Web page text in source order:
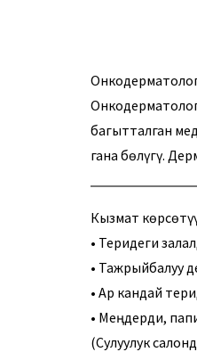
багытталган
гана бөлүгү.
Кызмат
• Теридеги
• Тажрыйбалуу
• Ар кандай
• Меңдерди,
(Сулуулук